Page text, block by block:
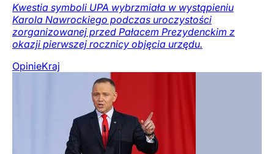
Kwestia symboli UPA wybrzmiała w wystąpieniu
Karola Nawrockiego podczas uroczystości
zorganizowanej przed Pałacem Prezydenckim z
okazji pierwszej rocznicy objęcia urzędu.
OpinieKraj